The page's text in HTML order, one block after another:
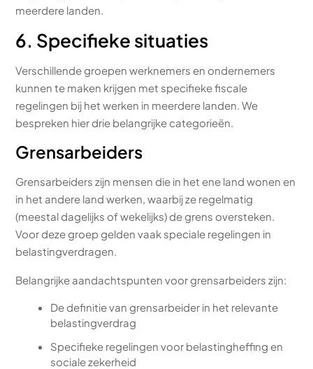
meerdere landen.
6. Specifieke situaties
Verschillende groepen werknemers en ondernemers
kunnen te maken krijgen met specifieke fiscale
regelingen bij het werken in meerdere landen. We
bespreken hier drie belangrijke categorieën.
Grensarbeiders
Grensarbeiders zijn mensen die in het ene land wonen en
in het andere land werken, waarbij ze regelmatig
(meestal dagelijks of wekelijks) de grens oversteken.
Voor deze groep gelden vaak speciale regelingen in
belastingverdragen.
Belangrijke aandachtspunten voor grensarbeiders zijn:
De definitie van grensarbeider in het relevante
belastingverdrag
Specifieke regelingen voor belastingheffing en
sociale zekerheid